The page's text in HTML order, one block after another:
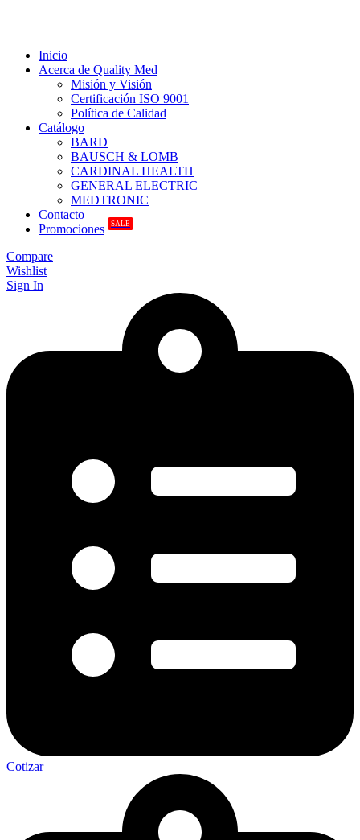
Inicio
Acerca de Quality Med
Misión y Visión
Certificación ISO 9001
Política de Calidad
Catálogo
BARD
BAUSCH & LOMB
CARDINAL HEALTH
GENERAL ELECTRIC
MEDTRONIC
Contacto
Promociones
SALE
Compare
Wishlist
Sign In
Cotizar